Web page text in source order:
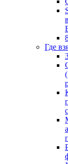
Где